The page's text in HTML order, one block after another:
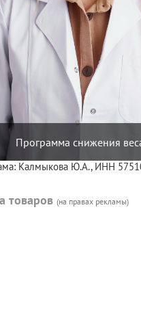
Программа снижения
Калмыкова Ю.А., ИНН
товаров (на правах рекламы)